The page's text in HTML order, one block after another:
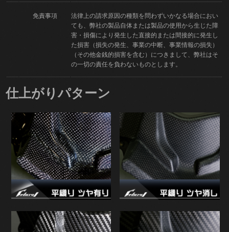
免責事項
法律上の請求原因の種類を問わずいかなる場合におい
ても、弊社の製品自体または製品の使用から生じた障
害・損傷により発生した直接的または間接的に発生し
た損害（損失の発生、事業の中断、事業情報の損失）
（その他金銭的損害を含む）につきまして、弊社はそ
の一切の責任を負わないものとします。
仕上がりパターン